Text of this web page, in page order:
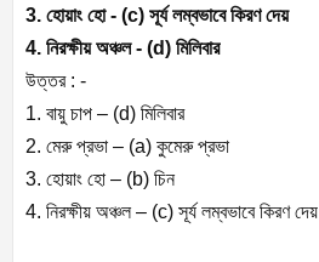
3. হোয়াং হো - (c) সূর্য লম্বভাবে কিরণ দেয়
4. নিরক্ষীয় অঞ্চল - (d) মিলিবার
উত্তর : -
1. বায়ু চাপ – (d) মিলিবার
2. মেরু প্রভা – (a) কুমেরু প্রভা
3. হোয়াং হো – (b) চিন
4. নিরক্ষীয় অঞ্চল – (c) সূর্য লম্বভাবে কিরণ দেয়